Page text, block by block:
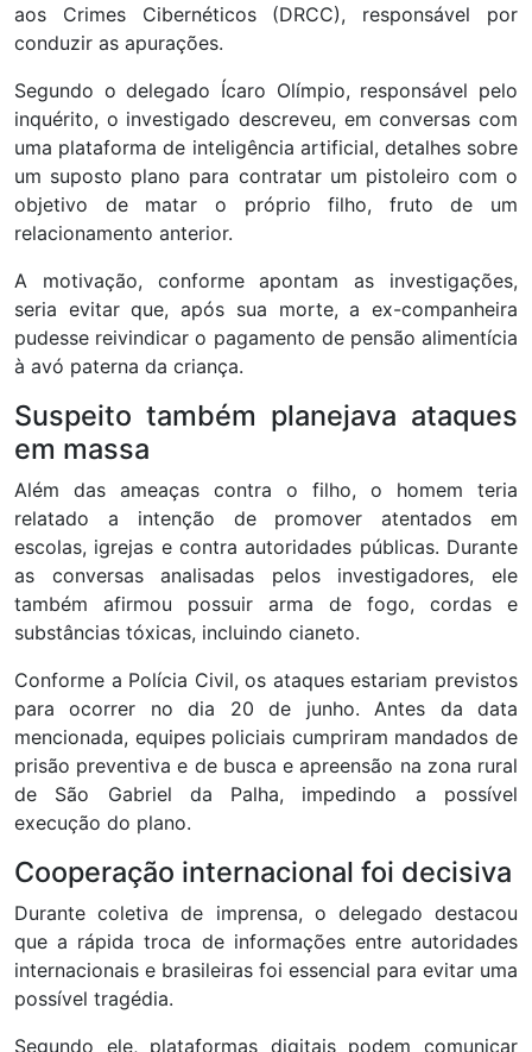
aos Crimes Cibernéticos (DRCC), responsável por
conduzir as apurações.
Segundo o delegado Ícaro Olímpio, responsável pelo
inquérito, o investigado descreveu, em conversas com
uma plataforma de inteligência artificial, detalhes sobre
um suposto plano para contratar um pistoleiro com o
objetivo de matar o próprio filho, fruto de um
relacionamento anterior.
A motivação, conforme apontam as investigações,
seria evitar que, após sua morte, a ex-companheira
pudesse reivindicar o pagamento de pensão alimentícia
à avó paterna da criança.
Suspeito também planejava ataques
em massa
Além das ameaças contra o filho, o homem teria
relatado a intenção de promover atentados em
escolas, igrejas e contra autoridades públicas. Durante
as conversas analisadas pelos investigadores, ele
também afirmou possuir arma de fogo, cordas e
substâncias tóxicas, incluindo cianeto.
Conforme a Polícia Civil, os ataques estariam previstos
para ocorrer no dia 20 de junho. Antes da data
mencionada, equipes policiais cumpriram mandados de
prisão preventiva e de busca e apreensão na zona rural
de São Gabriel da Palha, impedindo a possível
execução do plano.
Cooperação internacional foi decisiva
Durante coletiva de imprensa, o delegado destacou
que a rápida troca de informações entre autoridades
internacionais e brasileiras foi essencial para evitar uma
possível tragédia.
Segundo ele, plataformas digitais podem comunicar